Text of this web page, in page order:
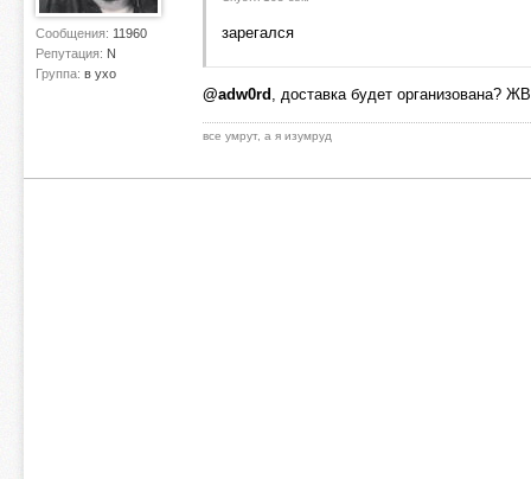
Сообщения: 11960
Репутация: N
Группа: в ухо
зарегался
@adw0rd , доставка будет организована? ЖВ
все умрут, а я изумруд